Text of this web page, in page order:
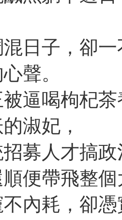
日子，卻
聲。
逼喝枸杞
淑妃，
募人才搞
順便帶飛整
內耗，卻